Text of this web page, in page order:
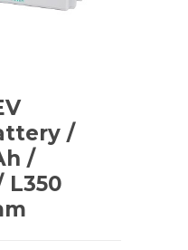
/
/
L350